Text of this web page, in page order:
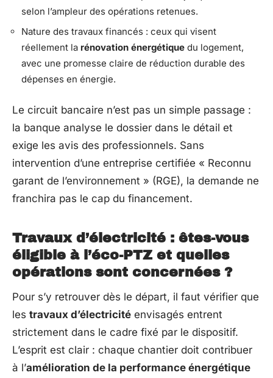
selon l’ampleur des opérations retenues.
Nature des travaux financés : ceux qui visent
réellement la rénovation énergétique du logement,
avec une promesse claire de réduction durable des
dépenses en énergie.
Le circuit bancaire n’est pas un simple passage :
la banque analyse le dossier dans le détail et
exige les avis des professionnels. Sans
intervention d’une entreprise certifiée « Reconnu
garant de l’environnement » (RGE), la demande ne
franchira pas le cap du financement.
Travaux d’électricité : êtes-vous
éligible à l’éco-PTZ et quelles
opérations sont concernées ?
Pour s’y retrouver dès le départ, il faut vérifier que
les travaux d’électricité envisagés entrent
strictement dans le cadre fixé par le dispositif.
L’esprit est clair : chaque chantier doit contribuer
à l’amélioration de la performance énergétique